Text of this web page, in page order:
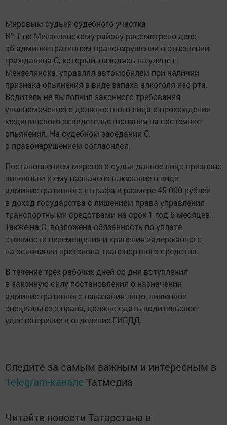
Мировым судьей судебного участка
№ 1 по Мензелинскому району рассмотрено дело
об административном правонарушении в отношении
гражданина С, который, находясь на улице г.
Мензелинска, управлял автомобилем при наличии
признака опьянения в виде запаха алкоголя изо рта.
Водитель не выполнил законного требования
уполномоченного должностного лица о прохождении
медицинского освидетельствования на состояние
опьянения. На судебном заседании С.
с правонарушением согласился.
Постановлением мирового судьи данное лицо признано
виновным и ему назначено наказание в виде
административного штрафа в размере 45 000 рублей
в доход государства с лишением права управления
транспортными средствами на срок 1 год 6 месяцев.
Также на С. возложена обязанность по уплате
стоимости перемещения и хранения задержанного
на основании протокола транспортного средства.
В течение трех рабочих дней со дня вступления
в законную силу постановления о назначении
административного наказания лицо, лишенное
специального права, должно сдать водительское
удостоверение в отделение ГИБДД.
Следите за самым важным и интересным в
Telegram-канале Татмедиа
Читайте новости Татарстана в